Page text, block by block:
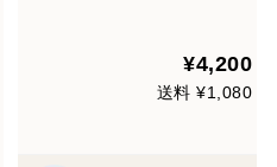
¥4,200
送料 ¥1,080